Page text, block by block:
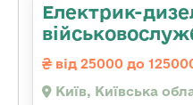
Електрик-
від 25000 до
Київ, Київська